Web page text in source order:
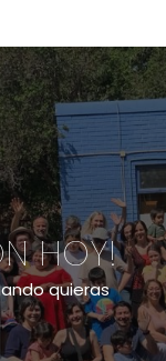
HOY!
quieras